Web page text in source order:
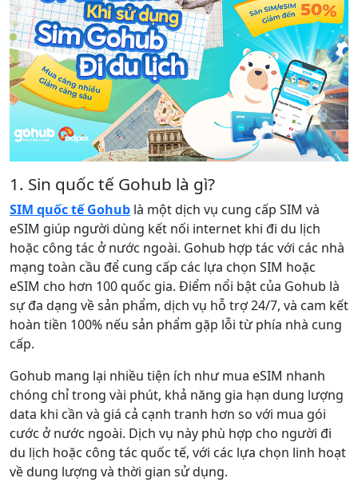
1. Sin quốc tế Gohub là gì?
SIM quốc tế Gohub là một dịch vụ cung cấp SIM và
eSIM giúp người dùng kết nối internet khi đi du lịch
hoặc công tác ở nước ngoài. Gohub hợp tác với các nhà
mạng toàn cầu để cung cấp các lựa chọn SIM hoặc
eSIM cho hơn 100 quốc gia. Điểm nổi bật của Gohub là
sự đa dạng về sản phẩm, dịch vụ hỗ trợ 24/7, và cam kết
hoàn tiền 100% nếu sản phẩm gặp lỗi từ phía nhà cung
cấp.
Gohub mang lại nhiều tiện ích như mua eSIM nhanh
chóng chỉ trong vài phút, khả năng gia hạn dung lượng
data khi cần và giá cả cạnh tranh hơn so với mua gói
cước ở nước ngoài. Dịch vụ này phù hợp cho người đi
du lịch hoặc công tác quốc tế, với các lựa chọn linh hoạt
về dung lượng và thời gian sử dụng.